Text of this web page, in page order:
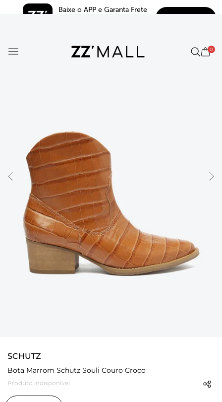
Baixe o APP e Garanta Frete
0
SCHUTZ
Bota Marrom Schutz Souli Couro Croco
Produto indisponível